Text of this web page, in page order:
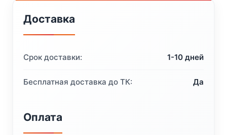
Доставка
Срок доставки: 1-10 дней
Бесплатная доставка до ТК: Да
Оплата